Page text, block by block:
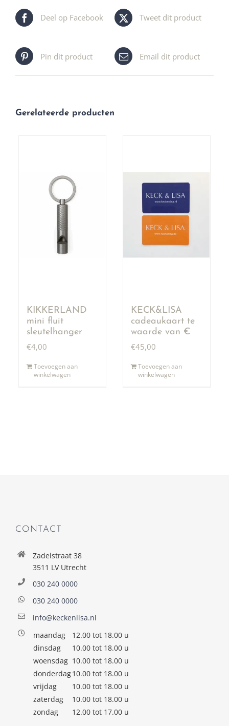
Deel op Facebook Tweet dit product
Pin dit product Email dit product
Gerelateerde producten
KIKKERLAND
mini fluit
sleutelhanger
€4,00
Toevoegen aan
winkelwagen
KECK&LISA
cadeaukaart te
waarde van €
50,00
€45,00
Toevoegen aan
winkelwagen
CONTACT
Zadelstraat 38
3511 LV Utrecht
030 240 0000
030 240 0000
info@keckenlisa.nl
maandag
12.00 tot 18.00 u
dinsdag
10.00 tot 18.00 u
woensdag 10.00 tot 18.00 u
donderdag10.00 tot 18.00 u
vrijdag
10.00 tot 18.00 u
zaterdag
10.00 tot 18.00 u
zondag
12.00 tot 17.00 u